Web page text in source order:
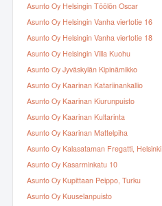
Asunto Oy Helsingin Töölön Oscar
Asunto Oy Helsingin Vanha viertotie 16
Asunto Oy Helsingin Vanha viertotie 18
Asunto Oy Helsingin Villa Kuohu
Asunto Oy Jyväskylän Kipinämikko
Asunto Oy Kaarinan Katariinankallio
Asunto Oy Kaarinan Kiurunpuisto
Asunto Oy Kaarinan Kultarinta
Asunto Oy Kaarinan Mattelpiha
Asunto Oy Kalasataman Fregatti, Helsinki
Asunto Oy Kasarminkatu 10
Asunto Oy Kupittaan Peippo, Turku
Asunto Oy Kuuselanpuisto